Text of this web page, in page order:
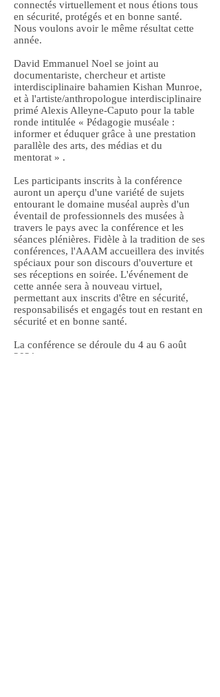
connectés virtuellement et nous étions tous
en sécurité, protégés et en bonne santé.
Nous voulons avoir le même résultat cette
année.
David Emmanuel Noel se joint au
documentariste, chercheur et artiste
interdisciplinaire bahamien Kishan Munroe,
et à l'artiste/anthropologue interdisciplinaire
primé Alexis Alleyne-Caputo pour la table
ronde intitulée « Pédagogie muséale :
informer et éduquer grâce à une prestation
parallèle des arts, des médias et du
mentorat » .
Les participants inscrits à la conférence
auront un aperçu d'une variété de sujets
entourant le domaine muséal auprès d'un
éventail de professionnels des musées à
travers le pays avec la conférence et les
séances plénières. Fidèle à la tradition de ses
conférences, l'AAAM accueillera des invités
spéciaux pour son discours d'ouverture et
ses réceptions en soirée. L'événement de
cette année sera à nouveau virtuel,
permettant aux inscrits d'être en sécurité,
responsabilisés et engagés tout en restant en
sécurité et en bonne santé.
La conférence se déroule du 4 au 6 août
2021